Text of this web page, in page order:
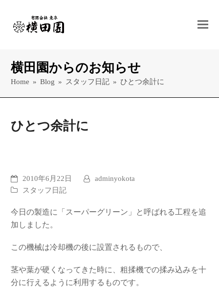
横田園からのお知らせ
Home » Blog » スタッフ日記 » ひとつ余計に
ひとつ余計に
2010年6月22日
adminyokota
スタッフ日記
今日の製造に「スーパーグリーン」と呼ばれる工程を追
加しました。
この機械は冷却機の後に設置されるもので、
茎や葉が硬くなってきた時に、粗揉機での揉み込みを十
分に行えるように利用するものです。